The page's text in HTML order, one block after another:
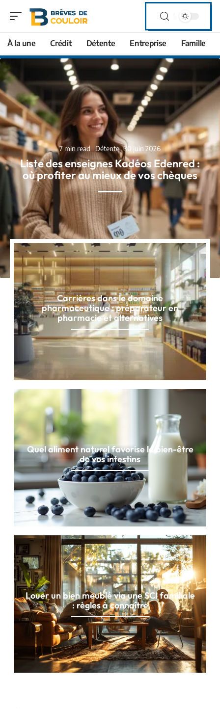
À la une Crédit Détente Entreprise Famille
7 min read Détente 30 juin 2026
Liste des enseignes Kadéos Edenred :
où profiter au mieux de vos chèques
Carrières dans le domaine
pharmaceutique : préparateur en
pharmacie et alternatives
Quel aliment naturel favorise le bien-être
de vos intestins
Louer un bien meublé via une SCI familiale
: règles à connaître